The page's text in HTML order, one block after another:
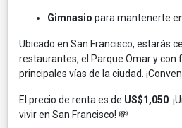
Gimnasio para mantenerte
Ubicado en San Francisco, estarás
restaurantes, el Parque Omar y con
principales vías de la ciudad.
El precio de renta es de US$1,050 .
vivir en San Francisco! 💸